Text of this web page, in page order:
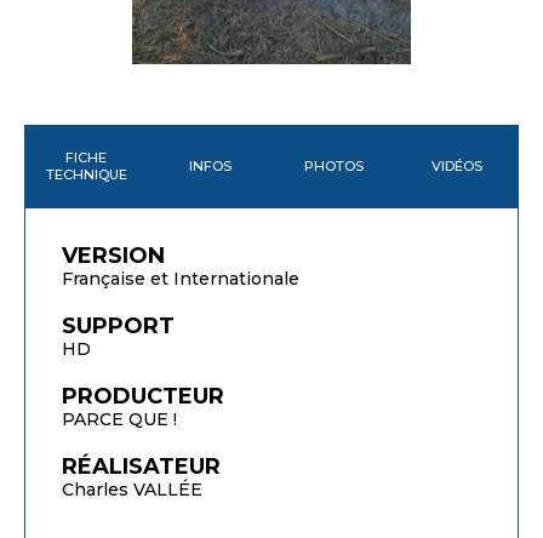
FICHE
TECHNIQUE
INFOS PHOTOS VIDÉOS
VERSION
Française et Internationale
SUPPORT
HD
PRODUCTEUR
PARCE QUE !
RÉALISATEUR
Charles VALLÉE